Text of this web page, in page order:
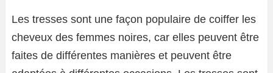
Les tresses sont une façon populaire de coiffer les
cheveux des femmes noires, car elles peuvent être
faites de différentes manières et peuvent être